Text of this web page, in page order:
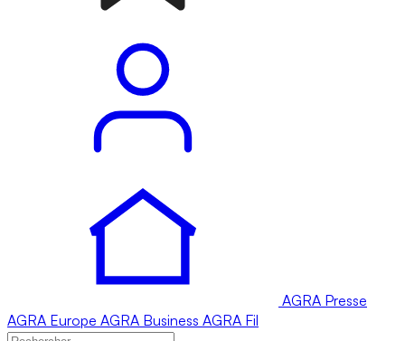
AGRA Presse
AGRA Europe AGRA Business AGRA Fil